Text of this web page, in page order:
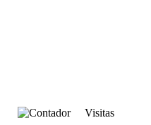
Visitas